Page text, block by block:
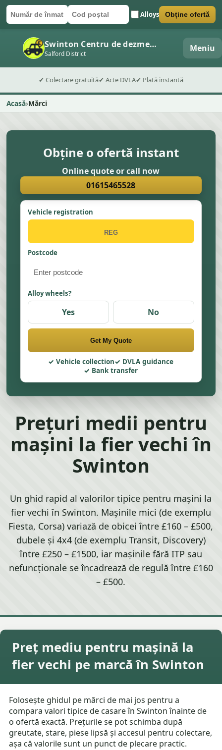
Număr de înmatriculare
Cod poștal Alloys
Trimite formularul Obține ofertă
Swinton Centru de dezmembrări auto
Salford District Meniu
✔ Colectare gratuită✔ Acte DVLA✔ Plată instantă
Acasă Mărci
Obține o ofertă instant
Online quote or call now
01615465528
Vehicle registration
Postcode
Alloy wheels?
Yes No
Get My Quote
Vehicle collection
DVLA guidance
Bank transfer
Prețuri medii pentru
mașini la fier vechi în
Swinton
Un ghid rapid al valorilor tipice pentru mașini la
fier vechi în Swinton. Mașinile mici (de exemplu
Fiesta, Corsa) variază de obicei între £160 – £500,
dubele și 4x4 (de exemplu Transit, Discovery)
între £250 – £1500, iar mașinile fără ITP sau
nefuncționale se încadrează de regulă între £160
– £500.
Preț mediu pentru mașină la
fier vechi pe marcă în Swinton
Folosește ghidul pe mărci de mai jos pentru a
compara valori tipice de casare în Swinton înainte de
o ofertă exactă. Prețurile se pot schimba după
greutate, stare, piese lipsă și accesul pentru colectare,
așa că valorile sunt un punct de plecare practic.